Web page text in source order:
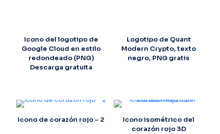
Icono del logotipo de
Google Cloud en estilo
redondeado (PNG)
Descarga gratuita
Logotipo de Quant
Modern Crypto, texto
negro, PNG gratis
Icono de corazón rojo – 2
Icono isométrico del
corazón rojo 3D